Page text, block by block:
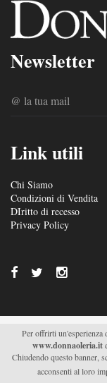
Newsletter
Link utili
Chi Siamo
Condizioni di Vendita
DIritto di recesso
Privacy Policy
© 2026/2027
C.da Saetta
Per offrirti un'esperienza
www.donnaoleria.it
Chiudendo questo banner,
acconsenti al loro